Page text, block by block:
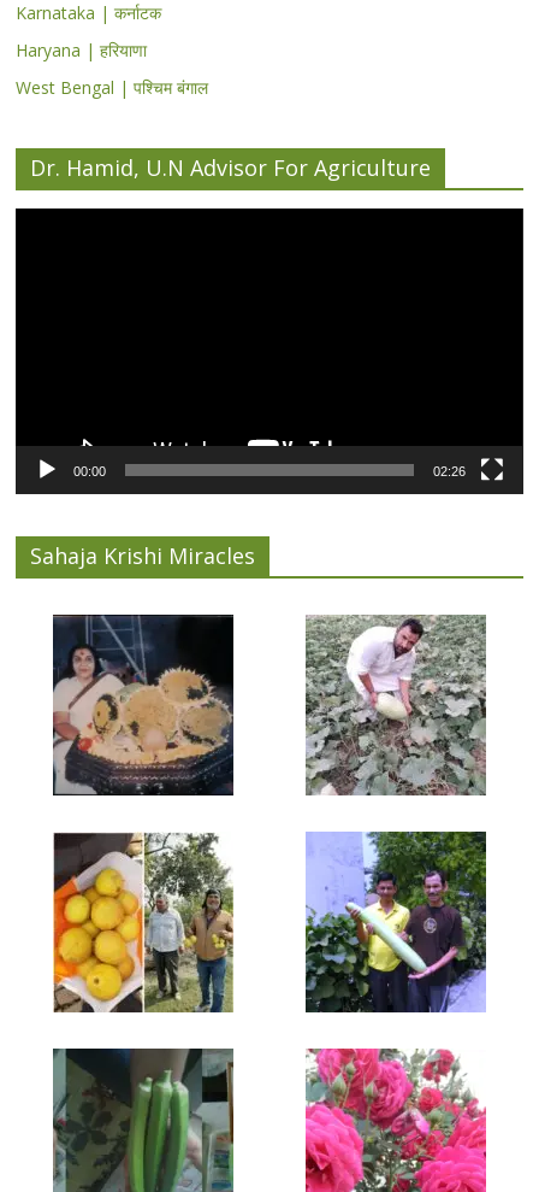
Karnataka | कर्नाटक
Haryana | हरियाणा
West Bengal | पश्चिम बंगाल
Dr. Hamid, U.N Advisor For Agriculture
00:00 02:26
Sahaja Krishi Miracles